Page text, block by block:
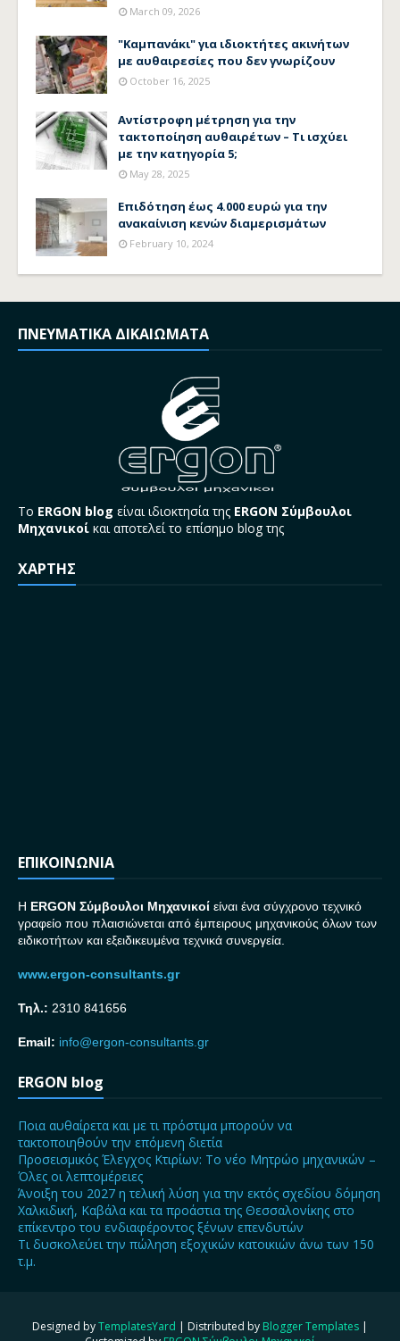
March 09, 2026
"Καμπανάκι" για ιδιοκτήτες ακινήτων
με αυθαιρεσίες που δεν γνωρίζουν
October 16, 2025
Αντίστροφη μέτρηση για την
τακτοποίηση αυθαιρέτων – Τι ισχύει
με την κατηγορία 5;
May 28, 2025
Επιδότηση έως 4.000 ευρώ για την
ανακαίνιση κενών διαμερισμάτων
February 10, 2024
ΠΝΕΥΜΑΤΙΚΑ ΔΙΚΑΙΩΜΑΤΑ
Το ERGON blog είναι ιδιοκτησία της ERGON Σύμβουλοι
Μηχανικοί και αποτελεί το επίσημο blog της
ΧΑΡΤΗΣ
ΕΠΙΚΟΙΝΩΝΙΑ
H ERGON Σύμβουλοι Μηχανικοί είναι ένα σύγχρονο τεχνικό
γραφείο που πλαισιώνεται από έμπειρους μηχανικούς όλων των
ειδικοτήτων και εξειδικευμένα τεχνικά συνεργεία.
www.ergon-consultants.gr
Τηλ.: 2310 841656
Email: info@ergon-consultants.gr
ERGON blog
Ποια αυθαίρετα και με τι πρόστιμα μπορούν να
τακτοποιηθούν την επόμενη διετία
Προσεισμικός Έλεγχος Κτιρίων: Το νέο Μητρώο μηχανικών –
Όλες οι λεπτομέρειες
Άνοιξη του 2027 η τελική λύση για την εκτός σχεδίου δόμηση
Χαλκιδική, Καβάλα και τα προάστια της Θεσσαλονίκης στο
επίκεντρο του ενδιαφέροντος ξένων επενδυτών
Τι δυσκολεύει την πώληση εξοχικών κατοικιών άνω των 150
τ.μ.
Designed byTemplatesYard | Distributed by Blogger Templates |